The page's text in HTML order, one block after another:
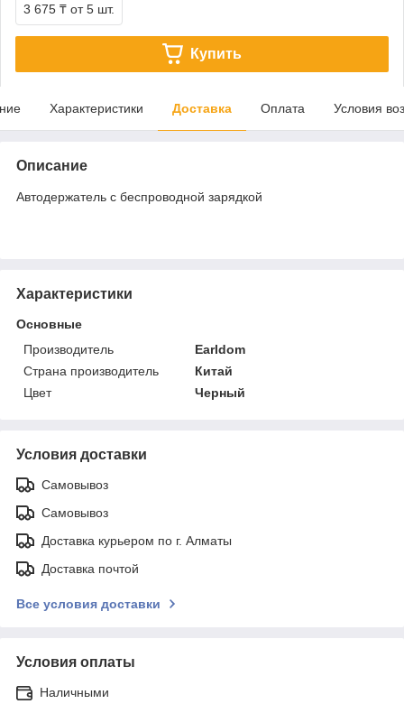
3 675 ₸ от 5 шт.
Купить
Характеристики Доставка Оплата Условия
Описание
Автодержатель с беспроводной зарядкой
Характеристики
Основные
Производитель
Earldom
Страна производитель
Китай
Цвет
Черный
Условия доставки
Самовывоз
Самовывоз
Доставка курьером по г. Алматы
Доставка почтой
Все условия доставки
Условия оплаты
Наличными